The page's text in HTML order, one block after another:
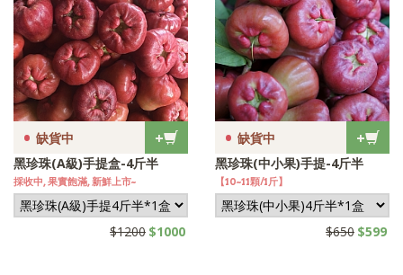
+
• 缺貨中
黑珍珠(A級)手提盒-4斤半
採收中, 果實飽滿, 新鮮上市~
$1200 $1000
+
• 缺貨中
黑珍珠(中小果)手提-4斤半
【10~11顆/1斤】
$650 $599